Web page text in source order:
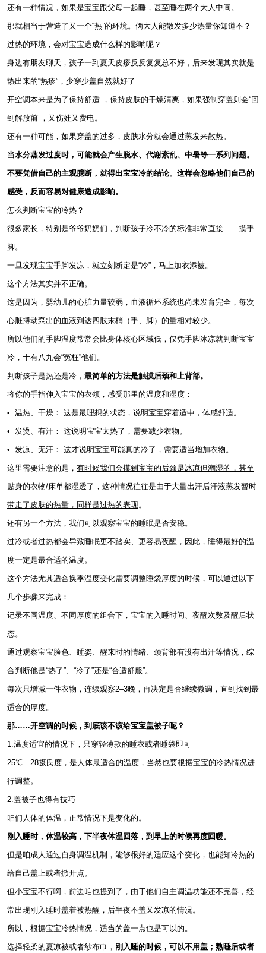
还有一种情况，如果是宝宝跟父母一起睡，甚至睡在两个大人中间。
那就相当于营造了又一个“热”的环境。俩大人能散发多少热量你知道不？
过热的环境，会对宝宝造成什么样的影响呢？
身边有朋友聊天，孩子一到夏天皮疹反反复复总不好，后来发现其实就是
热出来的“热疹”，少穿少盖自然就好了
开空调本来是为了保持舒适 ，保持皮肤的干燥清爽，如果强制穿盖则会“回
到解放前”，又伤娃又费电。
还有一种可能，如果穿盖的过多，皮肤水分就会通过蒸发来散热。
当水分蒸发过度时，可能就会产生脱水、代谢紊乱、中暑等一系列问题。
不要凭借自己的主观臆断，就得出宝宝冷的结论。这样会忽略他们自己的
感受，反而容易对健康造成影响。
怎么判断宝宝的冷热？
很多家长，特别是爷爷奶奶们，判断孩子冷不冷的标准非常直接——摸手
脚。
一旦发现宝宝手脚发凉，就立刻断定是“冷”，马上加衣添被。
这个方法其实并不正确。
这是因为，婴幼儿的心脏力量较弱，血液循环系统也尚未发育完全，每次
心脏搏动泵出的血液到达四肢末梢（手、脚）的量相对较少。
所以他们的手脚温度常常会比身体核心区域低，仅凭手脚冰凉就判断宝宝
冷，十有八九会“冤枉”他们。
判断孩子是热还是冷， 最简单的方法是触摸后颈和上背部。
将你的手指伸入宝宝的衣领，感受那里的温度和湿度：
• 温热、干燥： 这是最理想的状态，说明宝宝穿着适中，体感舒适。
• 发烫、有汗： 这说明宝宝太热了，需要减少衣物。
• 发凉、无汗： 这才说明宝宝可能真的冷了，需要适当增加衣物。
这里需要注意的是， 有时候我们会摸到宝宝的后颈是冰凉但潮湿的，甚至
贴身的衣物/床单都湿透了，这种情况往往是由于大量出汗后汗液蒸发暂时
带走了皮肤的热量，同样是过热的表现。
还有另一个方法，我们可以观察宝宝的睡眠是否安稳。
过冷或者过热都会导致睡眠更不踏实、更容易夜醒，因此，睡得最好的温
度一定是最合适的温度。
这个方法尤其适合换季温度变化需要调整睡袋厚度的时候，可以通过以下
几个步骤来完成：
记录不同温度、不同厚度的组合下，宝宝的入睡时间、夜醒次数及醒后状
态。
通过观察宝宝脸色、睡姿、醒来时的情绪、颈背部有没有出汗等情况，综
合判断他是“热了”、“冷了”还是“合适舒服”。
每次只增减一件衣物，连续观察2–3晚，再决定是否继续微调，直到找到最
适合的厚度。
那……开空调的时候，到底该不该给宝宝盖被子呢？
1.温度适宜的情况下，只穿轻薄款的睡衣或者睡袋即可
25℃—28摄氏度，是人体最适合的温度，当然也要根据宝宝的冷热情况进
行调整。
2.盖被子也得有技巧
咱们人体的体温，正常情况下是变化的。
刚入睡时，体温较高，下半夜体温回落，到早上的时候再度回暖。
但是咱成人通过自身调温机制，能够很好的适应这个变化，也能知冷热的
给自己盖上或者掀开点。
但小宝宝不行啊，前边咱也提到了，由于他们自主调温功能还不完善，经
常出现刚入睡时盖着被热醒，后半夜不盖又发凉的情况。
所以，根据宝宝冷热情况，适当的盖一点也是可以的。
选择轻柔的夏凉被或者纱布巾， 刚入睡的时候，可以不用盖；熟睡后或者